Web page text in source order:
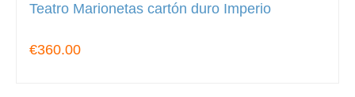
Teatro Marionetas cartón duro Imperio
€360.00